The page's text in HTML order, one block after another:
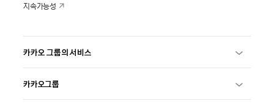
지속가능성
카카오 그룹의 서비스
카카오그룹